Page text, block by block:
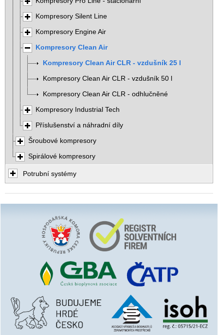
Kompresory Silent Line
Kompresory Engine Air
Kompresory Clean Air
Kompresory Clean Air CLR - vzdušník 25 l
Kompresory Clean Air CLR - vzdušník 50 l
Kompresory Clean Air CLR - odhlučněné
Kompresory Industrial Tech
Příslušenství a náhradní díly
Šroubové kompresory
Spirálové kompresory
Potrubní systémy